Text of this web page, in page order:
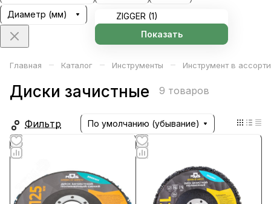
ZIGGER (1)
Показать
Диаметр (мм)
Главная – Каталог – Инструменты – Инструмент в
Диски зачистные 9 товаров
Фильтр По умолчанию (убывание)